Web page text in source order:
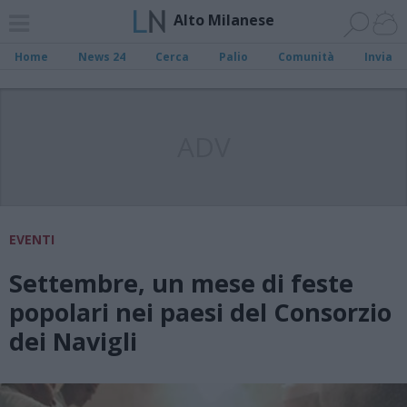
Alto Milanese
Home News 24 Cerca Palio Comunità Invia
EVENTI
Settembre, un mese di feste
popolari nei paesi del Consorzio
dei Navigli